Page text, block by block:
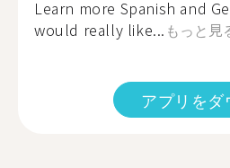
Learn more Spanish and
would really like... もっと見
アプリをダ